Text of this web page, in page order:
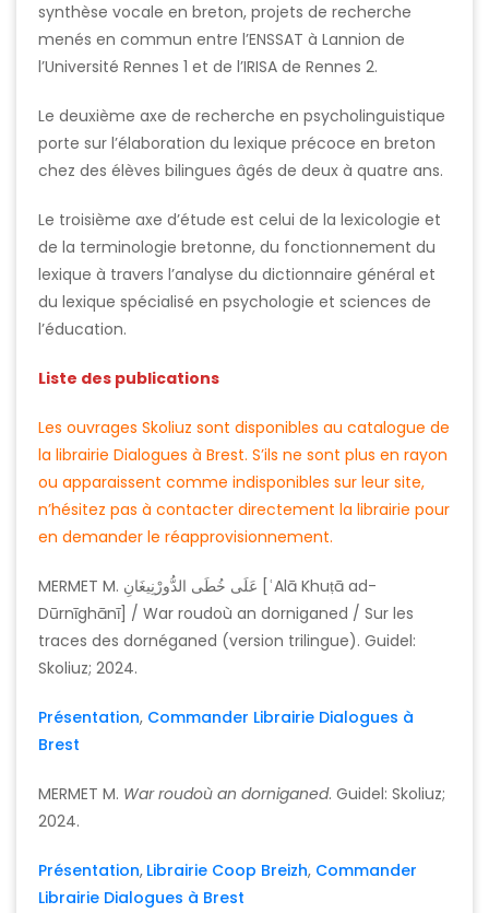
synthèse vocale en breton, projets de recherche
menés en commun entre l’ENSSAT à Lannion de
l’Université Rennes 1 et de l’IRISA de Rennes 2.
Le deuxième axe de recherche en psycholinguistique
porte sur l’élaboration du lexique précoce en breton
chez des élèves bilingues âgés de deux à quatre ans.
Le troisième axe d’étude est celui de la lexicologie et
de la terminologie bretonne, du fonctionnement du
lexique à travers l’analyse du dictionnaire général et
du lexique spécialisé en psychologie et sciences de
l’éducation.
Liste des publications
Les ouvrages Skoliuz sont disponibles au catalogue de
la librairie Dialogues à Brest. S’ils ne sont plus en rayon
ou apparaissent comme indisponibles sur leur site,
n’hésitez pas à contacter directement la librairie pour
en demander le réapprovisionnement.
MERMET M. عَلَى خُطَى الدُّورْنِيغَانِ [ʿAlā Khuṭā ad-
Dūrnīghānī] / War roudoù an dorniganed / Sur les
traces des dornéganed (version trilingue). Guidel:
Skoliuz; 2024.
Présentation, Commander Librairie Dialogues à
Brest
MERMET M. War roudoù an dorniganed. Guidel: Skoliuz;
2024.
Présentation, Librairie Coop Breizh, Commander
Librairie Dialogues à Brest